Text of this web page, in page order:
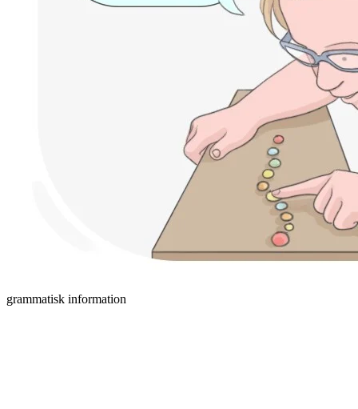
grammatisk information